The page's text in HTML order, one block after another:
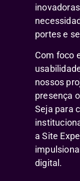
portes e
Com foco
nossos
presença
Seja para
a Site
digital.